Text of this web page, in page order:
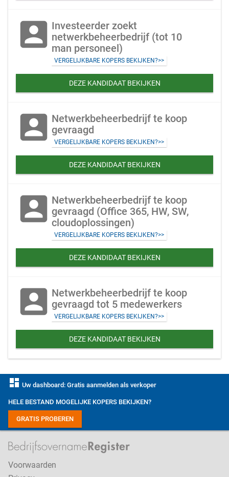
account_box Investeerder zoekt
netwerkbeheerbedrijf (tot 10
man personeel)
VERGELIJKBARE KOPERS BEKIJKEN?>>
DEZE KANDIDAAT BEKIJKEN
account_box Netwerkbeheerbedrijf te koop
gevraagd
VERGELIJKBARE KOPERS BEKIJKEN?>>
DEZE KANDIDAAT BEKIJKEN
account_box Netwerkbeheerbedrijf te koop
gevraagd (Office 365, HW, SW,
cloudoplossingen)
VERGELIJKBARE KOPERS BEKIJKEN?>>
DEZE KANDIDAAT BEKIJKEN
account_box Netwerkbeheerbedrijf te koop
gevraagd tot 5 medewerkers
VERGELIJKBARE KOPERS BEKIJKEN?>>
DEZE KANDIDAAT BEKIJKEN
dashboard Uw dashboard: Gratis aanmelden als verkoper
HELE BESTAND MOGELIJKE KOPERS BEKIJKEN?
GRATIS PROBEREN
Voorwaarden